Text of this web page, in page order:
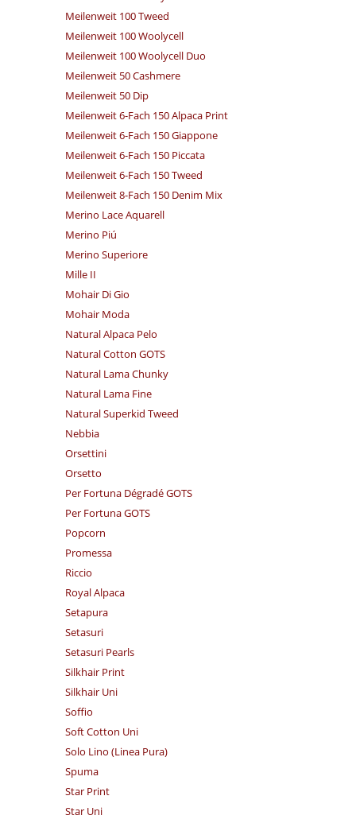
Meilenweit 100 Tweed
Meilenweit 100 Woolycell
Meilenweit 100 Woolycell Duo
Meilenweit 50 Cashmere
Meilenweit 50 Dip
Meilenweit 6-Fach 150 Alpaca Print
Meilenweit 6-Fach 150 Giappone
Meilenweit 6-Fach 150 Piccata
Meilenweit 6-Fach 150 Tweed
Meilenweit 8-Fach 150 Denim Mix
Merino Lace Aquarell
Merino Piú
Merino Superiore
Mille II
Mohair Di Gio
Mohair Moda
Natural Alpaca Pelo
Natural Cotton GOTS
Natural Lama Chunky
Natural Lama Fine
Natural Superkid Tweed
Nebbia
Orsettini
Orsetto
Per Fortuna Dégradé GOTS
Per Fortuna GOTS
Popcorn
Promessa
Riccio
Royal Alpaca
Setapura
Setasuri
Setasuri Pearls
Silkhair Print
Silkhair Uni
Soffio
Soft Cotton Uni
Solo Lino (Linea Pura)
Spuma
Star Print
Star Uni